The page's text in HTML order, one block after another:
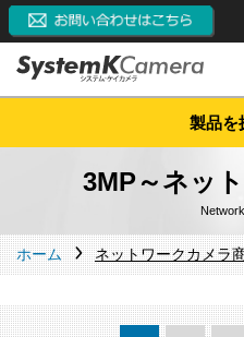
3MP～ネッ
ホーム ネットワークカメラ
製品を